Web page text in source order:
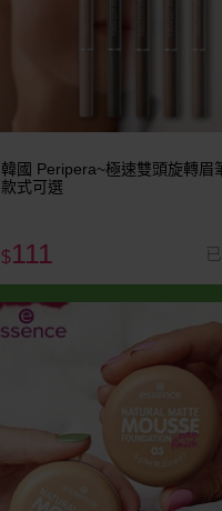
韓國 Peripera~極速雙頭旋轉眉
款式可選
$111